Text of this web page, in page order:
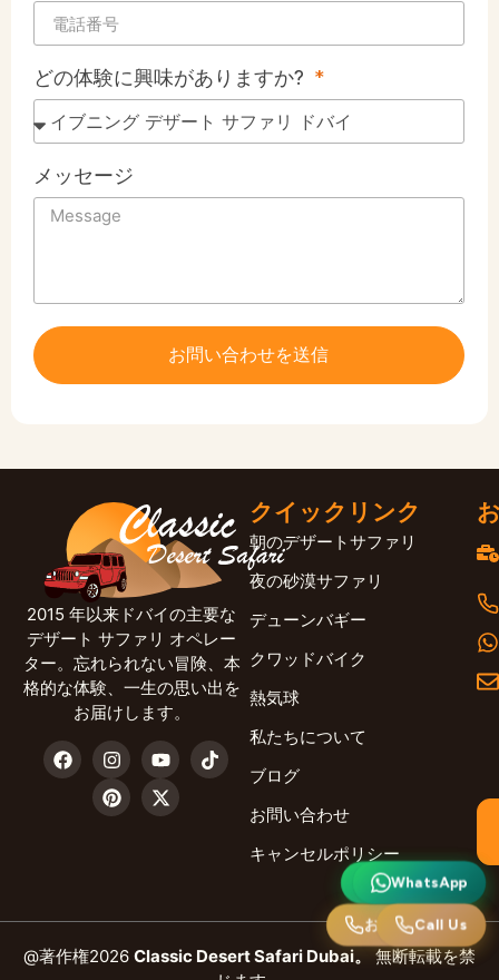
どの体験に興味がありますか?
メッセージ
お問い合わせを送信
2015 年以来ドバイの主要な
デザート サファリ オペレー
ター。忘れられない冒険、本
格的な体験、一生の思い出を
お届けします。
クイックリンク
朝のデザートサファリ
夜の砂漠サファリ
デューンバギー
クワッドバイク
熱気球
私たちについて
ブログ
お問い合わせ
キャンセルポリシー
@著作権2026 Classic Desert Safari Dubai。
無断転載を禁
ワッツアップ
お電話ください
WhatsApp
Call Us